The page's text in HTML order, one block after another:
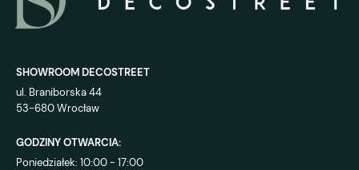
SHOWROOM DECOSTREET
ul. Braniborska 44
53-680 Wrocław
GODZINY OTWARCIA:
Poniedziałek: 10:00 - 17:00